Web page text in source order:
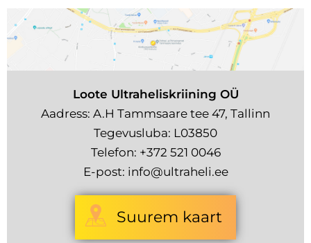
Loote Ultraheliskriining OÜ
Aadress: A.H Tammsaare tee 47, Tallinn
Tegevusluba: L03850
Telefon: +372 521 0046
E-post: info@ultraheli.ee
Suurem kaart